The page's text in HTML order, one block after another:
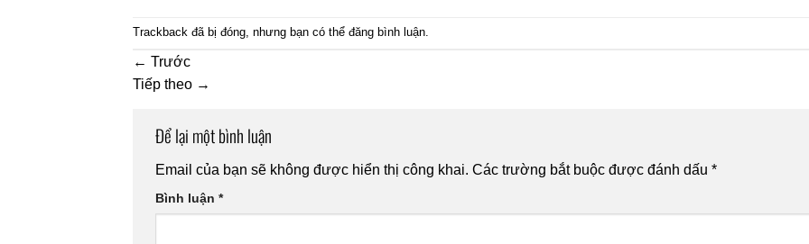
Trackback đã bị đóng, nhưng bạn có thể đăng bình luận.
← Trước
Tiếp theo →
Để lại một bình luận
Email của bạn sẽ không được hiển thị công khai. Các trường bắt buộc được đánh dấu *
Bình luận *